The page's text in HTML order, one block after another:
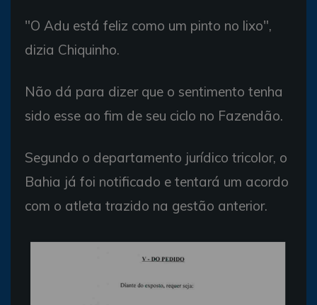
"O Adu está feliz como um pinto no lixo",
dizia Chiquinho.
Não dá para dizer que o sentimento tenha
sido esse ao fim de seu ciclo no Fazendão.
Segundo o departamento jurídico tricolor, o
Bahia já foi notificado e tentará um acordo
com o atleta trazido na gestão anterior.